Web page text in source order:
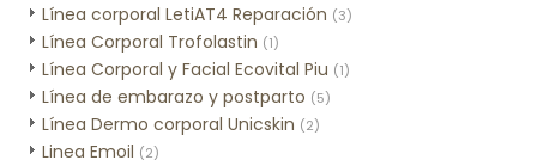
Línea corporal LetiAT4 Reparación (3)
Línea Corporal Trofolastin (1)
Línea Corporal y Facial Ecovital Piu (1)
Línea de embarazo y postparto (5)
Línea Dermo corporal Unicskin (2)
Linea Emoil (2)